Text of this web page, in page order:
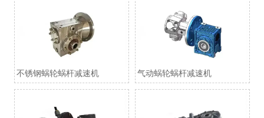
不锈钢蜗轮蜗杆减速机 气动蜗轮蜗杆减速机